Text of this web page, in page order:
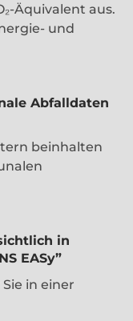
Äquivalent aus.
und
Abfalldaten
beinhalten
in
EASy”
in einer